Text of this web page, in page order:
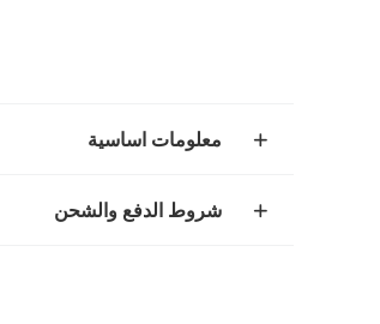
معلومات اساسية
شروط الدفع والشحن